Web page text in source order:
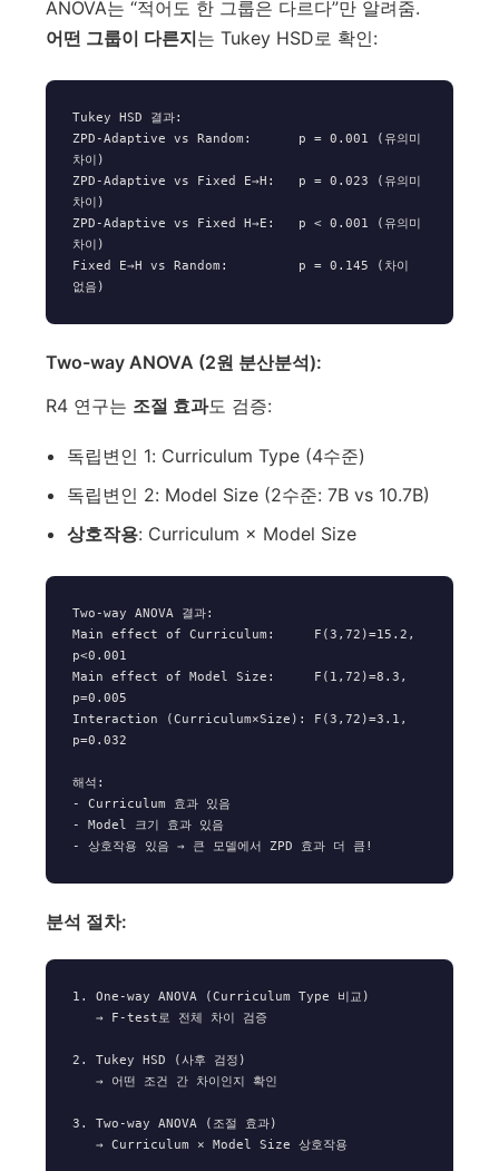
ANOVA는 “적어도 한 그룹은 다르다”만 알려줌.
어떤 그룹이 다른지는 Tukey HSD로 확인:
Tukey HSD 결과:
ZPD-Adaptive vs Random:      p = 0.001 (유의미
차이)
ZPD-Adaptive vs Fixed E→H:   p = 0.023 (유의미
차이)
ZPD-Adaptive vs Fixed H→E:   p < 0.001 (유의미
차이)
Fixed E→H vs Random:         p = 0.145 (차이
Two-way ANOVA (2원 분산분석):
R4 연구는 조절 효과도 검증:
독립변인 1: Curriculum Type (4수준)
독립변인 2: Model Size (2수준: 7B vs 10.7B)
상호작용: Curriculum × Model Size
Two-way ANOVA 결과:
Main effect of Curriculum:     F(3,72)=15.2,
p<0.001
Main effect of Model Size:     F(1,72)=8.3,
p=0.005
Interaction (Curriculum×Size): F(3,72)=3.1,
p=0.032
해석:
- Curriculum 효과 있음
- Model 크기 효과 있음
분석 절차:
1. One-way ANOVA (Curriculum Type 비교)
   → F-test로 전체 차이 검증
2. Tukey HSD (사후 검정)
   → 어떤 조건 간 차이인지 확인
3. Two-way ANOVA (조절 효과)
   → Curriculum × Model Size 상호작용